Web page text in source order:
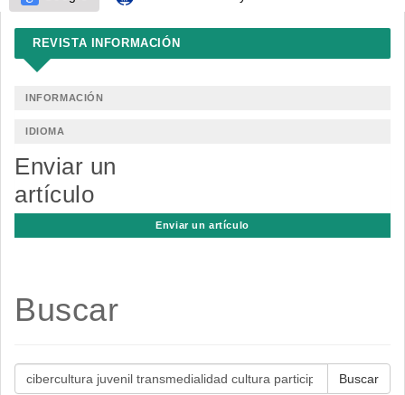
REVISTA INFORMACIÓN
INFORMACIÓN
IDIOMA
Enviar un
artículo
Enviar un artículo
Buscar
Buscar
artículos